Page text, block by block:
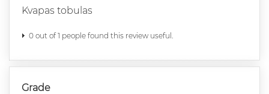
Kvapas tobulas
0 out of 1 people found this review useful.
Grade